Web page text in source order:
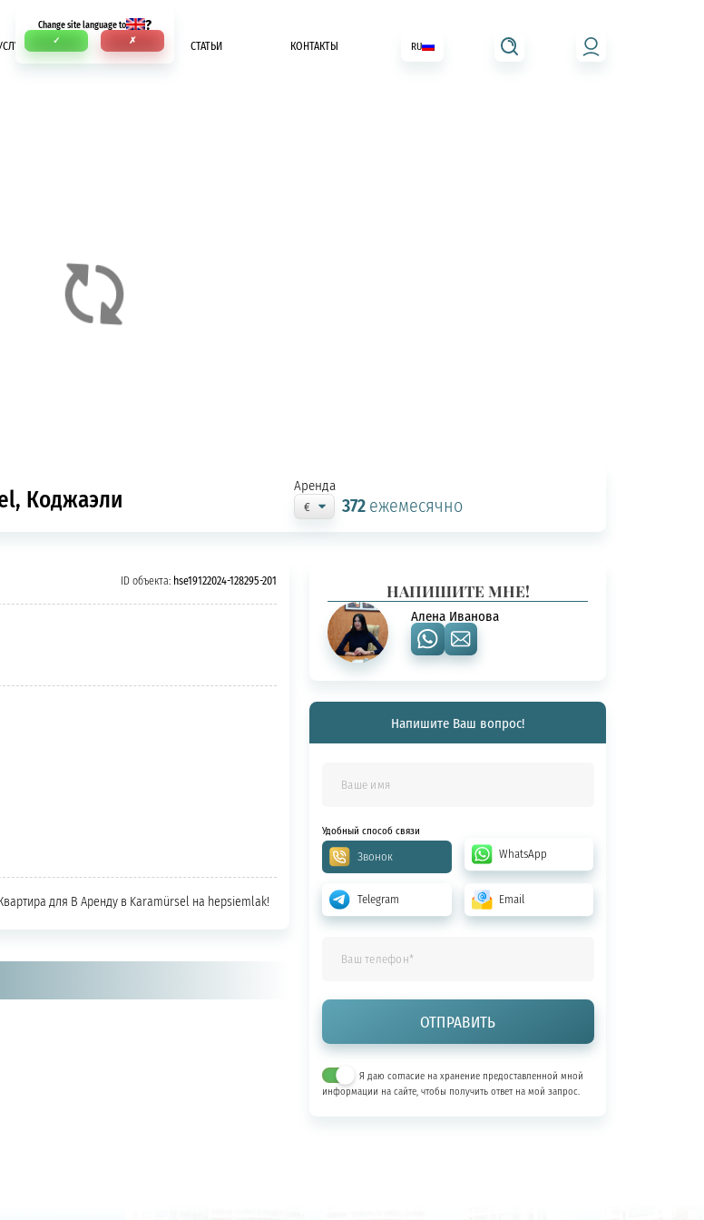
Change site language to ?
✓ ✗
ОПЛАТА СТАТЬИ КОНТАКТЫ RU
Коджаэли Аренда
372ежемесячно
ID объекта: hse19122024-128295-201
для В Аренду в Karamürsel на hepsiemlak!
НАПИШИТЕ МНЕ!
Алена Иванова
Напишите Ваш вопрос!
Удобный способ связи
Звонок WhatsApp
Telegram Email
Я даю согласие на хранение предоставленной мной
информации на сайте, чтобы получить ответ на мой запрос.